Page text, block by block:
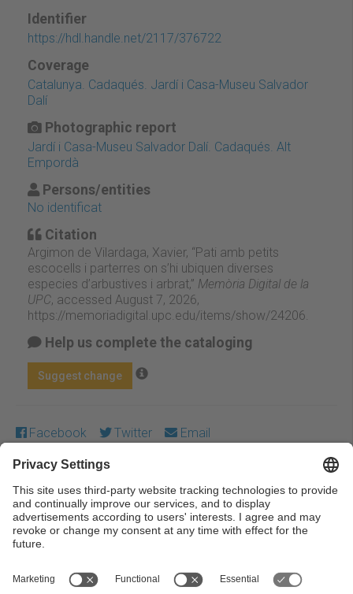
Identifier
https://hdl.handle.net/2117/376722
Coverage
Catalunya. Cadaqués. Jardí i Casa-Museu Salvador
Dalí
Photographic report
Jardí i Casa-Museu Salvador Dalí. Cadaqués. Alt
Empordà
Persons/entities
No identificat
Citation
Argimon de Vilardaga, Xavier, “Pati amb petits
escocells i parterres on s’hi ubiquen diverses
especies d’arbustives i arbrat,” Memòria Digital de la
UPC, accessed August 7, 2026,
https://memoriadigital.upc.edu/items/show/24206
Help us complete the cataloging
Suggest change
Facebook Twitter Email
Except where otherwise noted, content on this work is
licensed under a Creative Commons license:Attribution-
NonCommercial-NoDerivs 4.0 Generic